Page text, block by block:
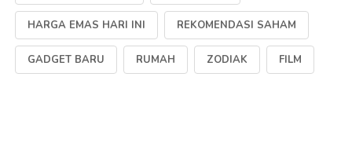
HARGA EMAS HARI INI REKOMENDASI SAHAM
GADGET BARU RUMAH ZODIAK FILM